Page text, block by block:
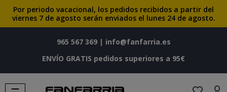
Por periodo vacacional, los pedidos recibidos a partir del
viernes 7 de agosto serán enviados el lunes 24 de agosto.
965 567 369| info@fanfarria.es
ENVÍO GRATIS pedidos superiores a 95€